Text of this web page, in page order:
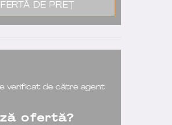
verificat de către agent
ofertă?
DE PREȚ